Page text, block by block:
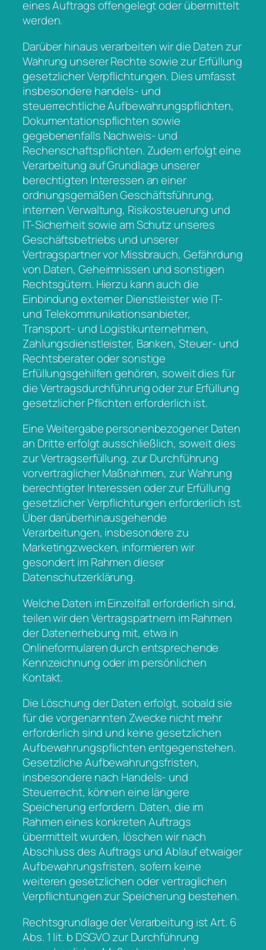
eines Auftrags offengelegt oder übermittelt
werden.
Darüber hinaus verarbeiten wir die Daten zur
Wahrung unserer Rechte sowie zur Erfüllung
gesetzlicher Verpflichtungen. Dies umfasst
insbesondere handels- und
steuerrechtliche Aufbewahrungspflichten,
Dokumentationspflichten sowie
gegebenenfalls Nachweis- und
Rechenschaftspflichten. Zudem erfolgt eine
Verarbeitung auf Grundlage unserer
berechtigten Interessen an einer
ordnungsgemäßen Geschäftsführung,
internen Verwaltung, Risikosteuerung und
IT-Sicherheit sowie am Schutz unseres
Geschäftsbetriebs und unserer
Vertragspartner vor Missbrauch, Gefährdung
von Daten, Geheimnissen und sonstigen
Rechtsgütern. Hierzu kann auch die
Einbindung externer Dienstleister wie IT-
und Telekommunikationsanbieter,
Transport- und Logistikunternehmen,
Zahlungsdienstleister, Banken, Steuer- und
Rechtsberater oder sonstige
Erfüllungsgehilfen gehören, soweit dies für
die Vertragsdurchführung oder zur Erfüllung
gesetzlicher Pflichten erforderlich ist.
Eine Weitergabe personenbezogener Daten
an Dritte erfolgt ausschließlich, soweit dies
zur Vertragserfüllung, zur Durchführung
vorvertraglicher Maßnahmen, zur Wahrung
berechtigter Interessen oder zur Erfüllung
gesetzlicher Verpflichtungen erforderlich ist.
Über darüberhinausgehende
Verarbeitungen, insbesondere zu
Marketingzwecken, informieren wir
gesondert im Rahmen dieser
Datenschutzerklärung.
Welche Daten im Einzelfall erforderlich sind,
teilen wir den Vertragspartnern im Rahmen
der Datenerhebung mit, etwa in
Onlineformularen durch entsprechende
Kennzeichnung oder im persönlichen
Kontakt.
Die Löschung der Daten erfolgt, sobald sie
für die vorgenannten Zwecke nicht mehr
erforderlich sind und keine gesetzlichen
Aufbewahrungspflichten entgegenstehen.
Gesetzliche Aufbewahrungsfristen,
insbesondere nach Handels- und
Steuerrecht, können eine längere
Speicherung erfordern. Daten, die im
Rahmen eines konkreten Auftrags
übermittelt wurden, löschen wir nach
Abschluss des Auftrags und Ablauf etwaiger
Aufbewahrungsfristen, sofern keine
weiteren gesetzlichen oder vertraglichen
Verpflichtungen zur Speicherung bestehen.
Rechtsgrundlage der Verarbeitung ist Art. 6
Abs. 1 lit. b DSGVO zur Durchführung